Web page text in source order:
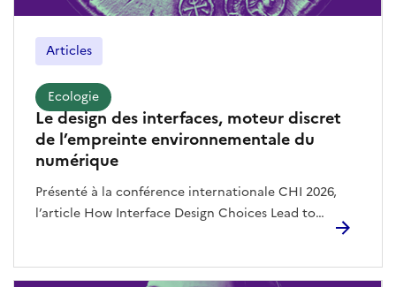
Articles
Le design des interfaces, moteur discret
de l’empreinte environnementale du
numérique
Présenté à la conférence internationale CHI 2026,
l’article How Interface Design Choices Lead to
Anaëlle Beignon (Université de Strasbourg), Aurélien
Ecologie